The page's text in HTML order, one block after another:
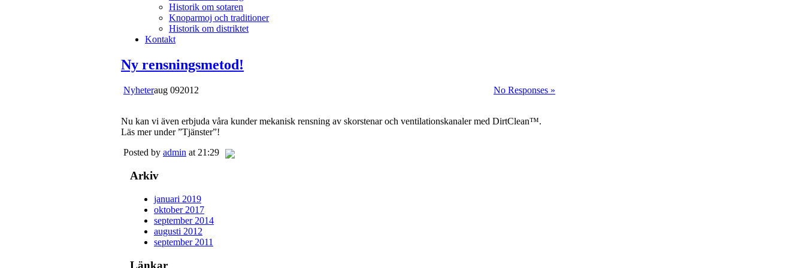
Historik om sotaren
Knoparmoj och traditioner
Historik om distriktet
Kontakt
Ny rensningsmetod!
Nyheter No Responses »
aug 092012
Nu kan vi även erbjuda våra kunder mekanisk rensning av skorstenar och ventilationskanaler med DirtClean™.
Läs mer under ”Tjänster”!
Posted by admin at 21:29
Arkiv
januari 2019
oktober 2017
september 2014
augusti 2012
september 2011
Länkar